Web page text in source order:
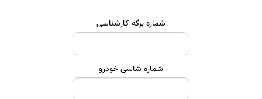
شماره برگه کارشناسی
شماره شاسی خودرو